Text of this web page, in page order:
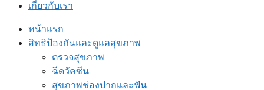
เกี่ยวกับเรา
หน้าแรก
สิทธิป้องกันและดูแลสุขภาพ
ตรวจสุขภาพ
ฉีดวัคซีน
สุขภาพช่องปากและฟัน